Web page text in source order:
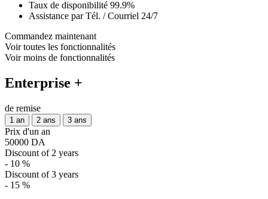
Taux de disponibilité 99.9%
Assistance par Tél. / Courriel 24/7
Commandez maintenant
Voir toutes les fonctionnalités
Voir moins de fonctionnalités
Enterprise +
de remise
1 an 2 ans 3 ans
Prix d'un an
50000 DA
Discount of 2 years
- 10 %
Discount of 3 years
- 15 %